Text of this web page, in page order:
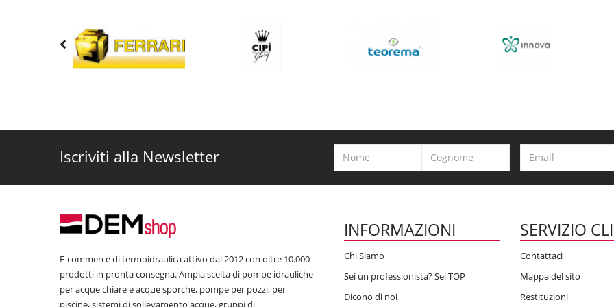
Iscriviti alla Newsletter
E-commerce di termoidraulica attivo dal 2012 con oltre 10.000
prodotti in pronta consegna. Ampia scelta di pompe idrauliche
per acque chiare e acque sporche, pompe per pozzi, per
piscine, sistemi di sollevamento acque, gruppi di
INFORMAZIONI
Chi Siamo
Sei un professionista? Sei TOP
Dicono di noi
SERVIZIO
Contattaci
Mappa del sito
Restituzioni